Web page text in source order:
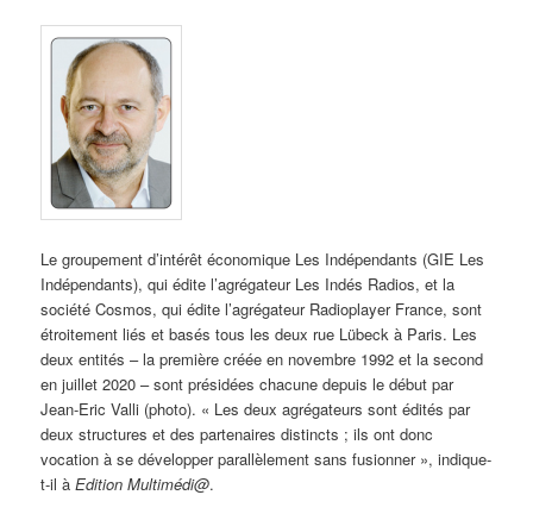
Le groupement d’intérêt économique Les Indépendants (GIE Les
Indépendants), qui édite l’agrégateur Les Indés Radios, et la
société Cosmos, qui édite l’agrégateur Radioplayer France, sont
étroitement liés et basés tous les deux rue Lübeck à Paris. Les
deux entités – la première créée en novembre 1992 et la second
en juillet 2020 – sont présidées chacune depuis le début par
Jean-Eric Valli (photo). « Les deux agrégateurs sont édités par
deux structures et des partenaires distincts ; ils ont donc
vocation à se développer parallèlement sans fusionner », indique-
t-il àEdition Multimédi@.